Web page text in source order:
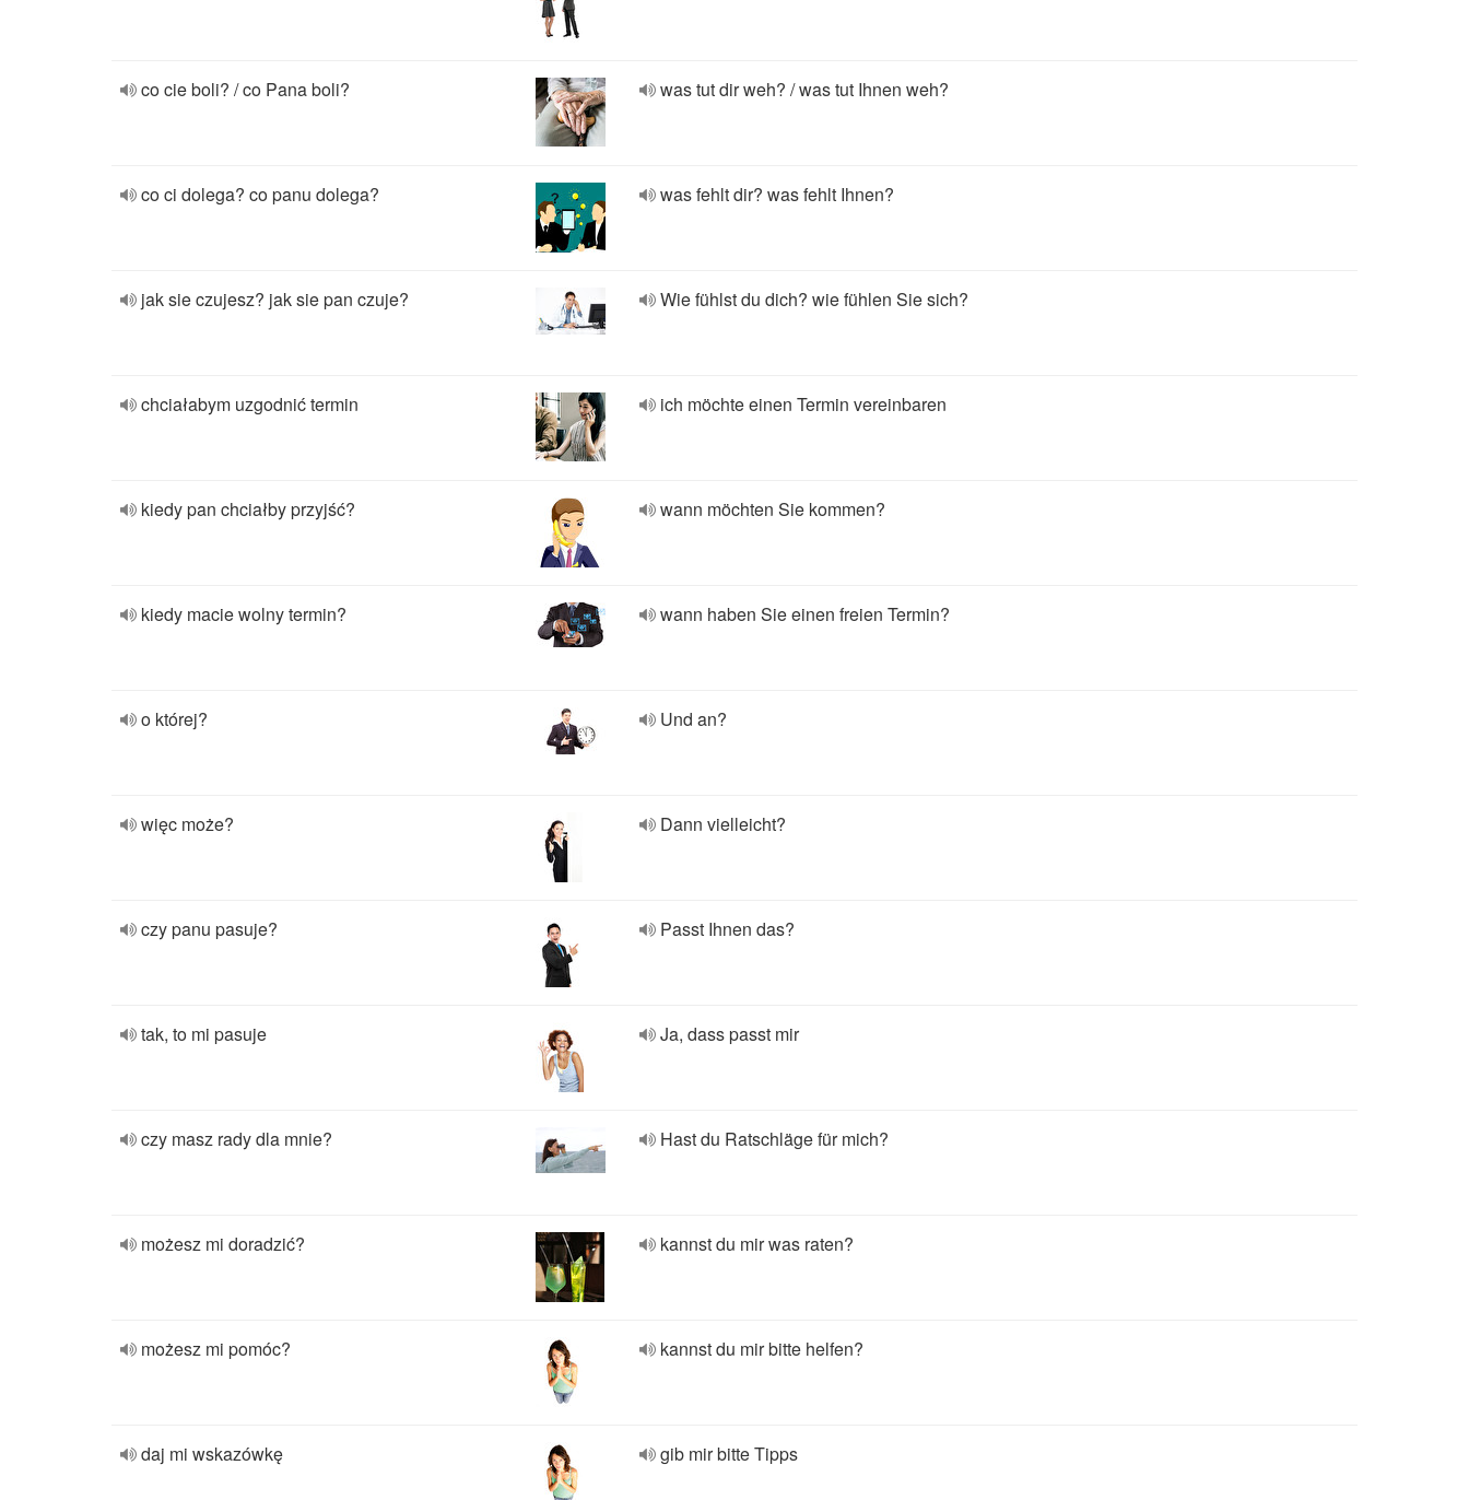
co cie boli? / co Pana boli? was tut dir weh? / was tut Ihnen weh?
co ci dolega? co panu dolega? was fehlt dir? was fehlt Ihnen?
jak sie czujesz? jak sie pan czuje? Wie fühlst du dich? wie fühlen Sie sich?
chciałabym uzgodnić termin ich möchte einen Termin vereinbaren
kiedy pan chciałby przyjść? wann möchten Sie kommen?
kiedy macie wolny termin? wann haben Sie einen freien Termin?
o której? Und an?
więc może? Dann vielleicht?
czy panu pasuje? Passt Ihnen das?
tak, to mi pasuje Ja, dass passt mir
czy masz rady dla mnie? Hast du Ratschläge für mich?
możesz mi doradzić? kannst du mir was raten?
możesz mi pomóc? kannst du mir bitte helfen?
daj mi wskazówkę gib mir bitte Tipps